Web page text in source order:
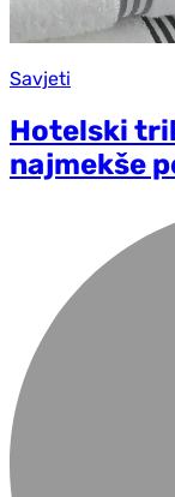
Savjeti
Hotelski
najmekše